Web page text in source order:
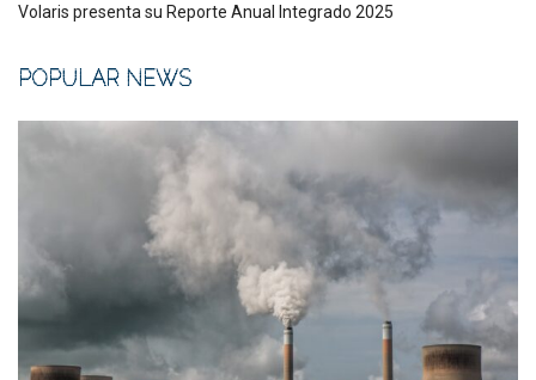
Volaris presenta su Reporte Anual Integrado 2025
POPULAR NEWS